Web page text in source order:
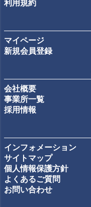
利用規約
マイページ
新規会員登録
会社概要
事業所一覧
採用情報
インフォメーション
サイトマップ
個人情報保護方針
よくあるご質問
お問い合わせ